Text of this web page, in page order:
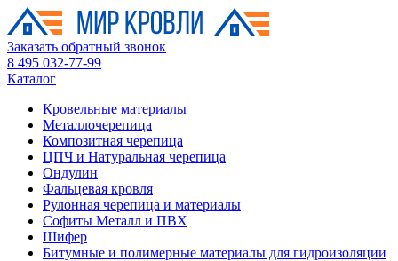
Заказать обратный звонок
8 495 032-77-99
Каталог
Кровельные материалы
Металлочерепица
Композитная черепица
ЦПЧ и Натуральная черепица
Ондулин
Фальцевая кровля
Рулонная черепица и материалы
Софиты Металл и ПВХ
Шифер
Битумные и полимерные материалы для гидроизоляции